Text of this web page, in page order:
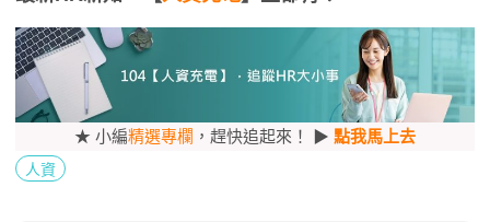
★ 小編精選專欄 ，趕快追起來！ ▶ 點我馬上去
人資